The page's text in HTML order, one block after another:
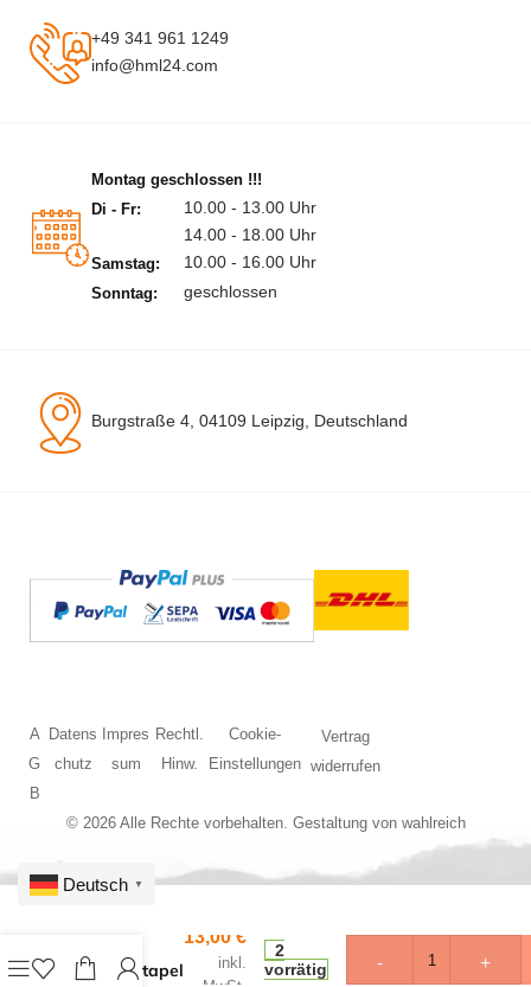
+49 341 961 1249
info@hml24.com
Montag geschlossen !!!
Di - Fr:
10.00 - 13.00 Uhr
14.00 - 18.00 Uhr
Samstag: 10.00 - 16.00 Uhr
Sonntag: geschlossen
Burgstraße 4, 04109 Leipzig, Deutschland
© 2026 Alle Rechte vorbehalten. Gestaltung von wahlreich
A
G
B
Datens
chutz
Impres
sum
Rechtl.
Hinw.
Cookie-
Einstellungen
Vertrag
widerrufen
Bretterstapel
13,00 €
inkl.
2
vorrätig
- +
Deutsch ▼